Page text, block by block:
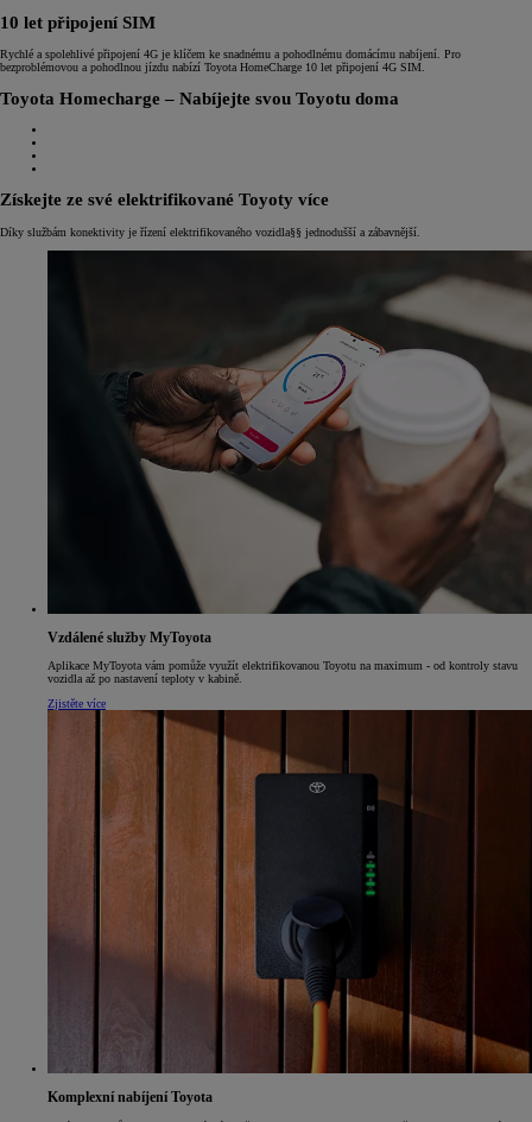
10 let připojení SIM
Rychlé a spolehlivé připojení 4G je klíčem ke snadnému a pohodlnému domácímu nabíjení. Pro
bezproblémovou a pohodlnou jízdu nabízí Toyota HomeCharge 10 let připojení 4G SIM.
Toyota Homecharge – Nabíjejte svou Toyotu doma
Získejte ze své elektrifikované Toyoty více
Díky službám konektivity je řízení elektrifikovaného vozidla§§ jednodušší a zábavnější.
Vzdálené služby MyToyota
Aplikace MyToyota vám pomůže využít elektrifikovanou Toyotu na maximum - od kontroly stavu
vozidla až po nastavení teploty v kabině.
Zjistěte více
Komplexní nabíjení Toyota